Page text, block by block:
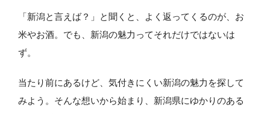
「新潟と言えば？」と聞くと、よく返ってくるのが、お
米やお酒。でも、新潟の魅力ってそれだけではないは
ず。
当たり前にあるけど、気付きにくい新潟の魅力を探して
みよう。そんな想いから始まり、新潟県にゆかりのある